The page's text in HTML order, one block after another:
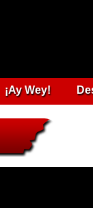
¡Ay Wey!